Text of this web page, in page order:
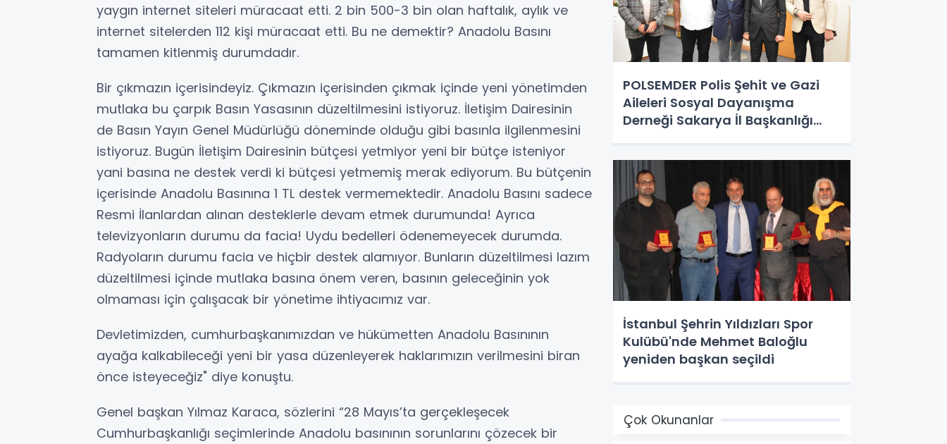
yaygın internet siteleri müracaat etti. 2 bin 500-3 bin olan haftalık, aylık ve
internet sitelerden 112 kişi müracaat etti. Bu ne demektir? Anadolu Basını
tamamen kitlenmiş durumdadır.
Bir çıkmazın içerisindeyiz. Çıkmazın içerisinden çıkmak içinde yeni yönetimden
mutlaka bu çarpık Basın Yasasının düzeltilmesini istiyoruz. İletişim Dairesinin
de Basın Yayın Genel Müdürlüğü döneminde olduğu gibi basınla ilgilenmesini
istiyoruz. Bugün İletişim Dairesinin bütçesi yetmiyor yeni bir bütçe isteniyor
yani basına ne destek verdi ki bütçesi yetmemiş merak ediyorum. Bu bütçenin
içerisinde Anadolu Basınına 1 TL destek vermemektedir. Anadolu Basını sadece
Resmi İlanlardan alınan desteklerle devam etmek durumunda! Ayrıca
televizyonların durumu da facia! Uydu bedelleri ödenemeyecek durumda.
Radyoların durumu facia ve hiçbir destek alamıyor. Bunların düzeltilmesi lazım
düzeltilmesi içinde mutlaka basına önem veren, basının geleceğinin yok
olmaması için çalışacak bir yönetime ihtiyacımız var.
Devletimizden, cumhurbaşkanımızdan ve hükümetten Anadolu Basınının
ayağa kalkabileceği yeni bir yasa düzenleyerek haklarımızın verilmesini biran
önce isteyeceğiz" diye konuştu.
Genel başkan Yılmaz Karaca, sözlerini “28 Mayıs’ta gerçekleşecek
Cumhurbaşkanlığı seçimlerinde Anadolu basınının sorunlarını çözecek bir
POLSEMDER Polis Şehit ve Gazi
Aileleri Sosyal Dayanışma
Derneği Sakarya İl Başkanlığı
İstanbul Şehrin Yıldızları Spor
Kulübü'nde Mehmet Baloğlu
yeniden başkan seçildi
Çok Okunanlar